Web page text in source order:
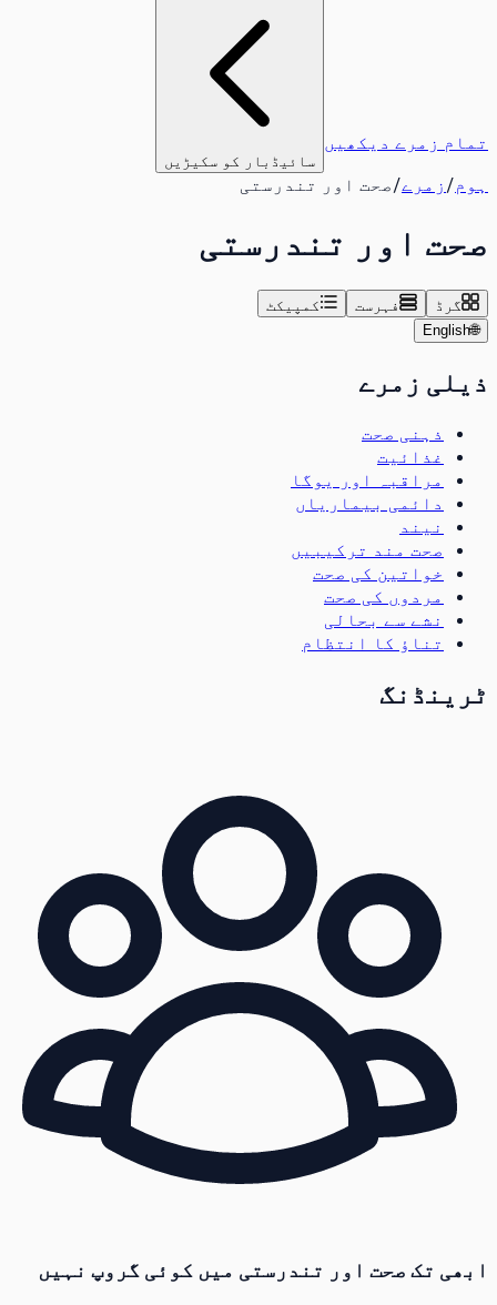
تمام زمرے دیکھیں
سائیڈبار کو سکیڑیں
ہوم /زمرے/صحت اور تندرستی
صحت اور تندرستی
گرڈ فہرست کمپیکٹ
🌐
English
ذیلی زمرے
ذہنی صحت
غذائیت
مراقبہ اور یوگا
دائمی بیماریاں
نیند
صحت مند ترکیبیں
خواتین کی صحت
مردوں کی صحت
نشے سے بحالی
تناؤ کا انتظام
ٹرینڈنگ
ابھی تک صحت اور تندرستی میں کوئی گروپ نہیں